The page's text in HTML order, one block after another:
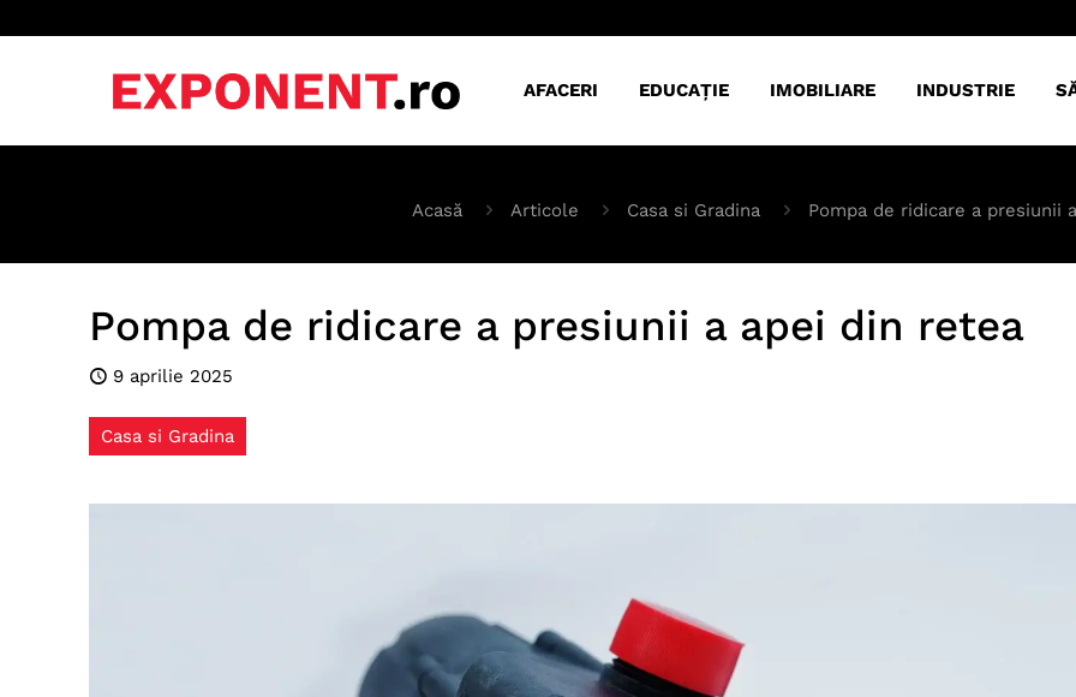
AFACERI EDUCAȚIE IMOBILIARE INDUSTRIE
Acasă Articole Casa si Gradina Pompa de ridicare a presiunii
Pompa de ridicare a presiunii a apei din retea
9 aprilie 2025
Casa si Gradina